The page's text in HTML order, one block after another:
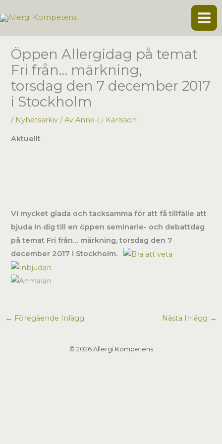
till
Öppen Allergidag på temat
Fri från… märkning,
torsdag den 7 december 2017
i Stockholm
/ Nyhetsarkiv / AvAnne-Li Karlsson
Aktuellt
Vi mycket glada och tacksamma för att få tillfälle att
bjuda in dig till en öppen seminarie- och debattdag
på temat Fri från… märkning, torsdag den 7
december 2017 i Stockholm.
← Föregående Inlägg Nästa Inlägg →
© 2026 Allergi Kompetens